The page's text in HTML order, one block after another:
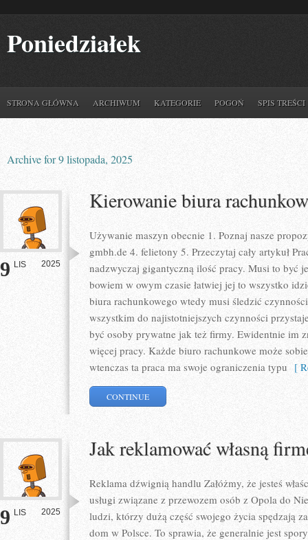
Poniedziałek
STRONA GŁÓWNA ARCHIWUM KATEGORIE POGOŃ SPIS TREŚCI
Archive for 9 listopada, 2025
9 LIS 2025
Kierowanie biura
Używanie maszyn obecnie 1. Poznaj nasze
gmbh.de 4. felietony 5. Przeczytaj cały artykuł
nadzwyczaj gigantyczną ilość pracy. Musi to być
bowiem w owym czasie łatwiej jej to wszystko
biura rachunkowego wtedy musi śledzić
wszystkim do najistotniejszych czynności
być osoby prywatne jak też firmy. Ewidentnie im
więcej pracy. Każde biuro rachunkowe może
wtenczas ta praca ma swoje ograniczenia typu [
CONTINUE
9 LIS 2025
Jak reklamować własną
Reklama dźwignią handlu Załóżmy, że jesteś
usługi związane z przewozem osób z Opola do
ludzi, którzy dużą część swojego życia spędzają
dom w Polsce. To sprawia, że generalnie jest